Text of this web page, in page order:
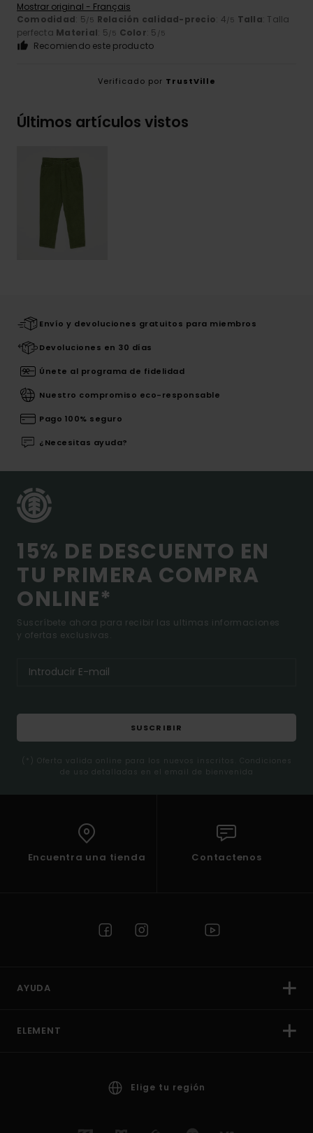
Mostrar original - Français
Comodidad: 5/5 Relación calidad-precio: 4/5 Talla: Talla
perfecta Material: 5/5 Color: 5 /5
Recomiendo este producto
Verificado por TrustVille
Últimos artículos vistos
Envío y devoluciones gratuitos para miembros
Devoluciones en 30 días
Únete al programa de fidelidad
Nuestro compromiso eco-responsable
Pago 100% seguro
¿Necesitas ayuda?
15% DE DESCUENTO EN
TU PRIMERA COMPRA
ONLINE*
Suscríbete ahora para recibir las ultimas informaciones
y ofertas exclusivas.
SUSCRIBIR
(*) Oferta valida online para los nuevos inscritos. Condiciones
de uso detalladas en el email de bienvenida
Encuentra una tienda Contactenos
AYUDA
ELEMENT
Elige tu región